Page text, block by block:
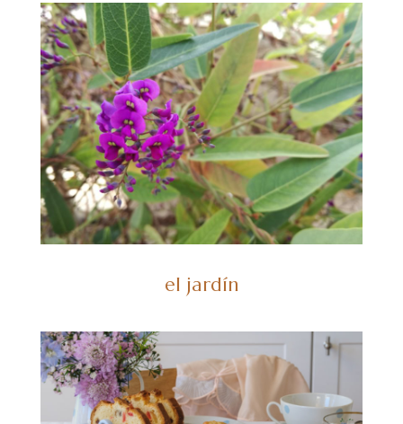
el jardín